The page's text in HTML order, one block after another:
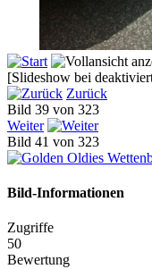
[Slideshow bei
Zurück
Bild 39 von 323
Weiter
Bild 41 von 323
Bild-Informationen
Zugriffe
50
Bewertung